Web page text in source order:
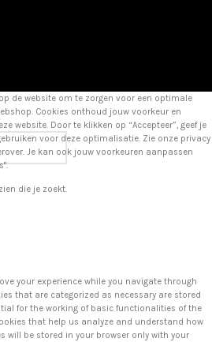
die je zoekt.
de website om te zorgen voor een optimale
Cookies onthoud jouw voorkeur en
website. Door te klikken op “Accepteer”, geef je
voor deze optimalisatie. Zie onze privacy
Je kan ook jouw voorkeuren aanpassen
your experience while you navigate through
that are categorized as necessary are stored
for the working of basic functionalities of the
that help us analyze and understand how
will be stored in your browser only with your